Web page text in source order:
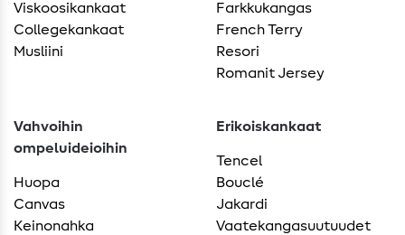
Viskoosikankaat
Collegekankaat
Musliini
Farkkukangas
French Terry
Resori
Romanit Jersey
Vahvoihin
ompeluideioihin
Huopa
Canvas
Keinonahka
Erikoiskankaat
Tencel
Bouclé
Jakardi
Vaatekangasuutuudet